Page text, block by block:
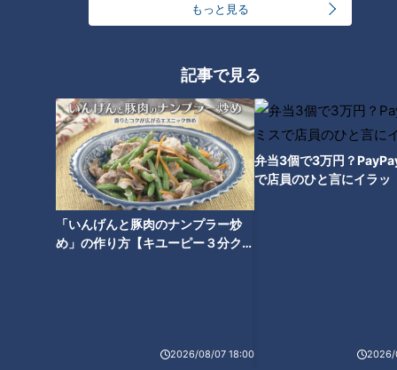
もっと見る
記事で見る
「いんげんと豚肉のナンプラー炒
め」の作り方【キユーピー３分クッ
2026/08/07 18:00
弁当3個で3万円？
で店員のひと言にイラッ
2026/
ラーメン数珠つなぎ第一弾！二
郎系初心者にも優しい人気店
「笑顔の為に」
味仙・台湾ラーメンの２つの調
シン・名古屋めし